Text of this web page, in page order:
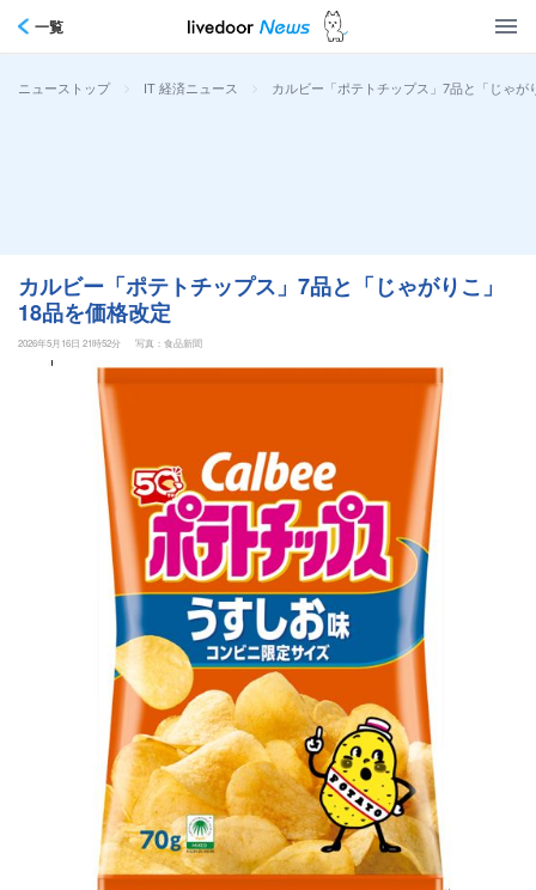
一覧
ニューストップ > IT 経済ニュース > カルビー「ポテトチップス」7品と「じゃが
カルビー「ポテトチップス」7品と「じゃがりこ」
18品を価格改定
2026年5月16日 21時52分 写真：食品新聞